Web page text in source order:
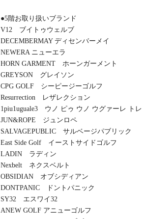
●5階お取り扱いブランド
V12 ブイトゥウェルブ
DECEMBERMAY ディセンバーメイ
NEWERA ニューエラ
HORN GARMENT ホーンガーメント
GREYSON グレイソン
CPG GOLF シーピージーゴルフ
Resurrection レザレクション
1piu1uguale3 ウノ ピゥ ウノ ウグァーレ トレ
JUN&ROPE ジュンロペ
SALVAGEPUBLIC サルベージパブリック
East Side Golf イーストサイドゴルフ
LADIN ラディン
Nexbelt ネクスベルト
OBSIDIAN オブシディアン
DONTPANIC ドントパニック
SY32 エスワイ32
ANEW GOLF アニューゴルフ